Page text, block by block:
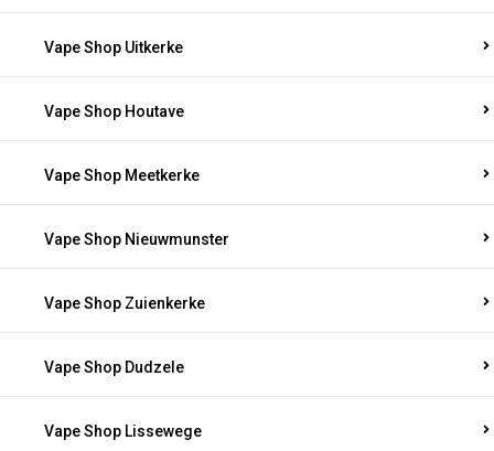
Vape Shop Uitkerke
Vape Shop Houtave
Vape Shop Meetkerke
Vape Shop Nieuwmunster
Vape Shop Zuienkerke
Vape Shop Dudzele
Vape Shop Lissewege